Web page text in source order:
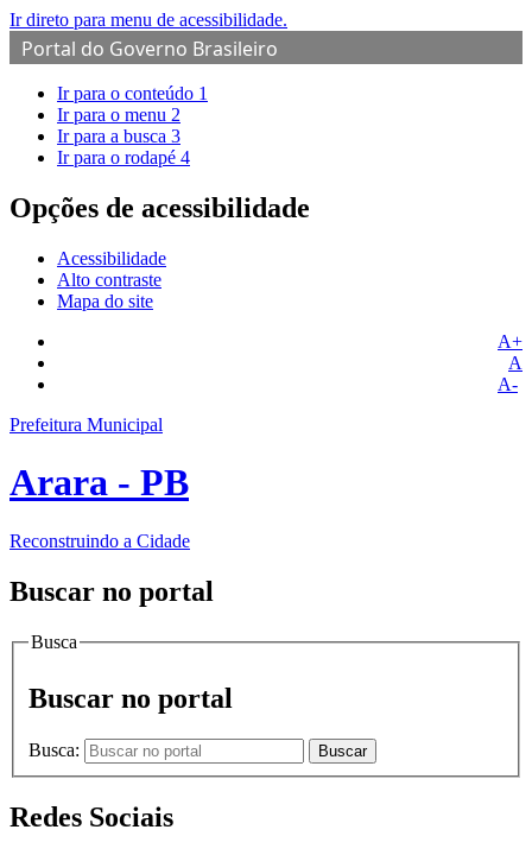
Ir direto para menu de acessibilidade.
Portal do Governo Brasileiro
Ir para o conteúdo 1
Ir para o menu 2
Ir para a busca 3
Ir para o rodapé 4
Opções de acessibilidade
Acessibilidade
Alto contraste
Mapa do site
A+
A
A-
Prefeitura Municipal
Arara - PB
Reconstruindo a Cidade
Buscar no portal
Busca
Buscar no portal
Busca: Buscar
Redes Sociais